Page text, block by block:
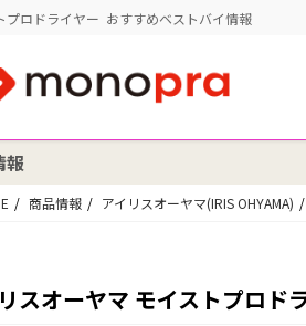
プロドライヤー おすすめベストバイ情報
報
商品情報 アイリスオーヤマ(IRIS OHYAMA)
スオーヤマ モイストプロド